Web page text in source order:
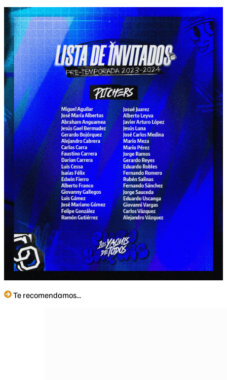
Te recomendamos...